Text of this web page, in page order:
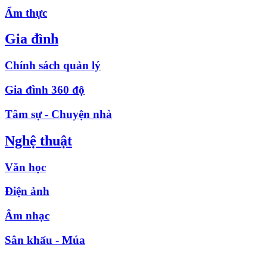
Ẩm thực
Gia đình
Chính sách quản lý
Gia đình 360 độ
Tâm sự - Chuyện nhà
Nghệ thuật
Văn học
Điện ảnh
Âm nhạc
Sân khấu - Múa